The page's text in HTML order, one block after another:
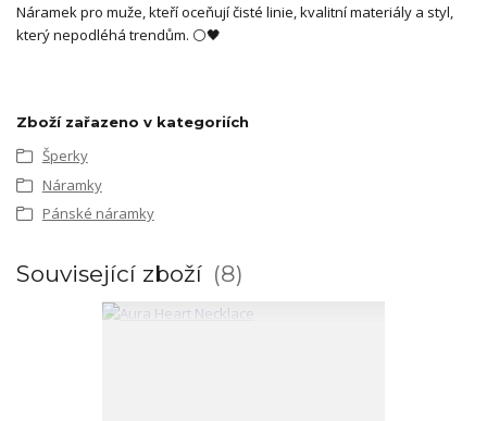
Náramek pro muže, kteří oceňují čisté linie, kvalitní materiály a styl,
který nepodléhá trendům. ⚪🖤
Zboží zařazeno v kategoriích
Šperky
Náramky
Pánské náramky
Související zboží 8